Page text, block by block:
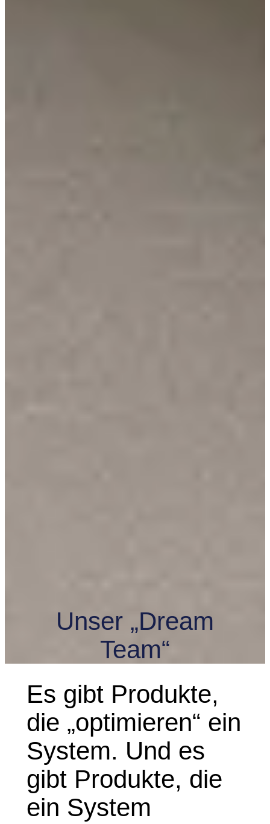
Unser „Dream
Team“
Es gibt Produkte,
die „optimieren“ ein
System. Und es
gibt Produkte, die
ein System